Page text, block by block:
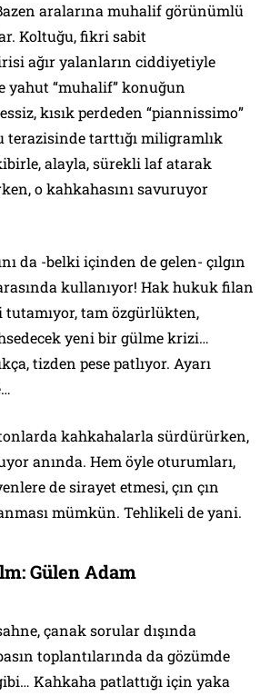
aralarınamuhalif görünümlü
Koltuğu, fikri sabit
ağır yalanların ciddiyetiyle
yahut “muhalif” konuğun
kısık perdeden “piannissimo”
terazisinde tarttığı miligramlık
alayla, sürekli laf atarak
o kahkahasını savuruyor
da -belki içinden de gelen- çılgın
kullanıyor! Hak hukuk filan
tam özgürlükten,
yeni bir gülme krizi…
tizden pese patlıyor. Ayarı
kahkahalarla sürdürürken,
anında. Hem öyle oturumları,
de sirayet etmesi, çın çın
mümkün. Tehlikelide yani.
Gülen Adam
çanak sorular dışında
toplantılarında da gözümde
Kahkaha patlattığı için yaka